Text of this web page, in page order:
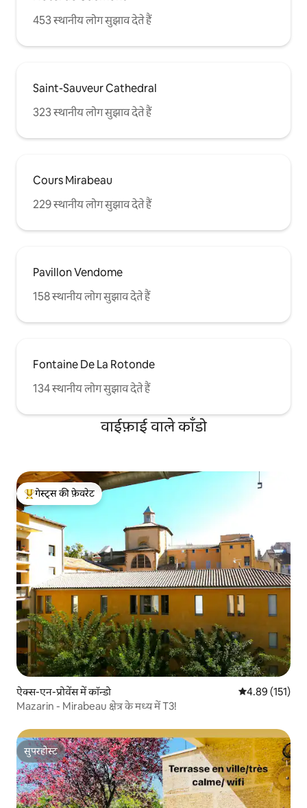
453 स्थानीय लोग सुझाव देते हैं
Saint-Sauveur Cathedral
323 स्थानीय लोग सुझाव देते हैं
Cours Mirabeau
229 स्थानीय लोग सुझाव देते हैं
Pavillon Vendome
158 स्थानीय लोग सुझाव देते हैं
Fontaine De La Rotonde
134 स्थानीय लोग सुझाव देते हैं
वाईफ़ाई वाले काँडो
गेस्ट्स का टॉप फ़ेवरेट
गेस्ट्स की फ़ेवरेट
ऐक्स-एन-प्रोवेंस में कॉन्डो औसत रेटिंग 5 में से
4.89 (151)
Mazarin - Mirabeau क्षेत्र के मध्य में T3!
सुपरहोस्ट
सुपरहोस्ट